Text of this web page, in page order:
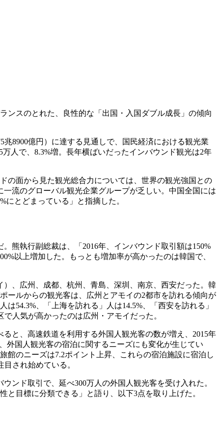
ンスのとれた、良性的な「出国・入国ダブル成長」の傾向
8900億円）に達する見通しで、国民経済における観光業
人で、8.3%増。長年横ばいだったインバウンド観光は2年
の面から見た観光総合力については、世界の観光強国との
流のグローバル観光企業グループが乏しい。中国全国には
にとどまっている」と指摘した。
熊執行副総裁は、「2016年、インバウンド取引額は150%
以上増加した。もっとも増加率が高かったのは韓国で、
、広州、成都、杭州、青島、深圳、南京、西安だった。韓
ールからの観光客は、広州とアモイの2都市を訪れる傾向が
54.3%、「上海を訪れる」人は14.5%、「西安を訪れる」
人気が高かったのは広州・アモイだった。
と、高速鉄道を利用する外国人観光客の数が増え、2015年
外国人観光客の宿泊に関するニーズにも変化が生じてい
館のニーズは7.2ポイント上昇、これらの宿泊施設に宿泊し
され始めている。
ンド取引で、延べ300万人の外国人観光客を受け入れた。
目標に分類できる」と語り、以下3点を取り上げた。